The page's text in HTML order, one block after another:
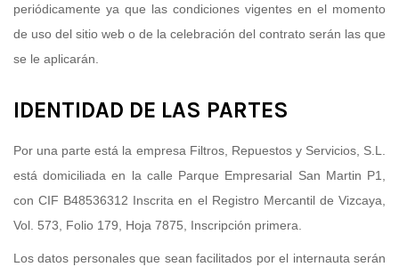
periódicamente ya que las condiciones vigentes en el momento
de uso del sitio web o de la celebración del contrato serán las que
se le aplicarán.
IDENTIDAD DE LAS PARTES
Por una parte está la empresa Filtros, Repuestos y Servicios, S.L.
está domiciliada en la calle Parque Empresarial San Martin P1,
con CIF B48536312 Inscrita en el Registro Mercantil de Vizcaya
Vol. 573, Folio 179, Hoja 7875, Inscripción primera.
Los datos personales que sean facilitados por el internauta serán